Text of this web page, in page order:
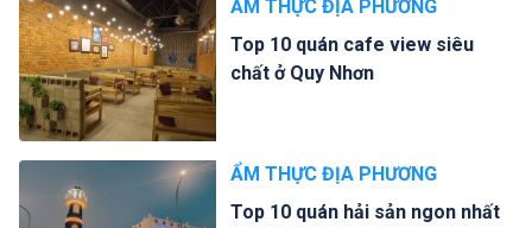
ẨM THỰC ĐỊA PHƯƠNG
Top 10 quán cafe view siêu
chất ở Quy Nhơn
ẨM THỰC ĐỊA PHƯƠNG
Top 10 quán hải sản ngon nhất